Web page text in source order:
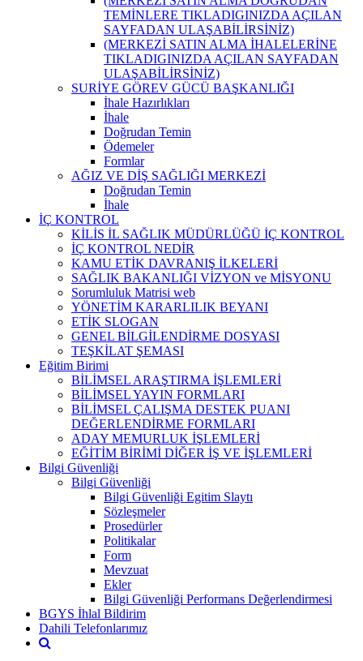
TEMİNLERE TIKLADIGINIZDA AÇILAN
SAYFADAN ULAŞABİLİRSİNİZ)
(MERKEZİ SATIN ALMA İHALELERİNE
TIKLADIGINIZDA AÇILAN SAYFADAN
ULAŞABİLİRSİNİZ)
SURİYE GÖREV GÜCÜ BAŞKANLIĞI
İhale Hazırlıkları
İhale
Doğrudan Temin
Ödemeler
Formlar
AĞIZ VE DİŞ SAĞLIĞI MERKEZİ
Doğrudan Temin
İhale
İÇ KONTROL
KİLİS İL SAĞLIK MÜDÜRLÜĞÜ İÇ KONTROL
İÇ KONTROL NEDİR
KAMU ETİK DAVRANIŞ İLKELERİ
SAĞLIK BAKANLIĞI VİZYON ve MİSYONU
Sorumluluk Matrisi web
YÖNETİM KARARLILIK BEYANI
ETİK SLOGAN
GENEL BİLGİLENDİRME DOSYASI
TEŞKİLAT ŞEMASI
Eğitim Birimi
BİLİMSEL ARAŞTIRMA İŞLEMLERİ
BİLİMSEL YAYIN FORMLARI
BİLİMSEL ÇALIŞMA DESTEK PUANI
DEĞERLENDİRME FORMLARI
ADAY MEMURLUK İŞLEMLERİ
EĞİTİM BİRİMİ DİĞER İŞ VE İŞLEMLERİ
Bilgi Güvenliği
Bilgi Güvenliği
Bilgi Güvenliği Egitim Slaytı
Sözleşmeler
Prosedürler
Politikalar
Form
Mevzuat
Ekler
Bilgi Güvenliği Performans Değerlendirmesi
BGYS İhlal Bildirim
Dahili Telefonlarımız